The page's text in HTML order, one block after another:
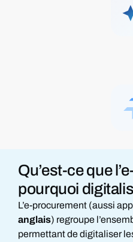
Qu’est-ce que
pourquoi
L’e-procurement (aussi
anglais) regroupe
permettant de digitaliser